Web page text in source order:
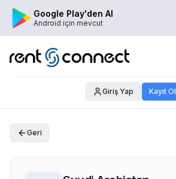
Google Play'den Al
Android için mevcut
Giriş Yap Kayıt Ol
Geri